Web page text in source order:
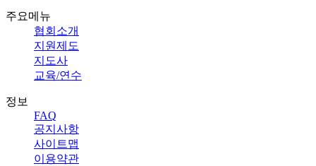
주요메뉴
협회소개
지원제도
지도사
교육/연수
정보
FAQ
공지사항
사이트맵
이용약관